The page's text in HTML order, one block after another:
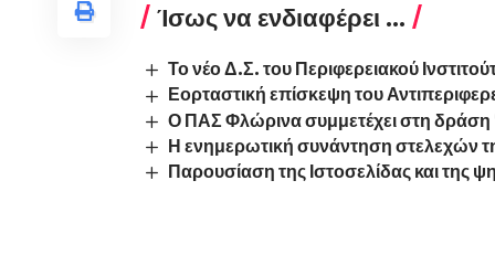
Ίσως να ενδιαφέρει ...
Το νέο Δ.Σ. του Περιφερειακού
Εορταστική επίσκεψη του
Ο ΠΑΣ Φλώρινα συμμετέχει στη δράση
Η ενημερωτική συνάντηση στελεχών
Παρουσίαση της Ιστοσελίδας και της